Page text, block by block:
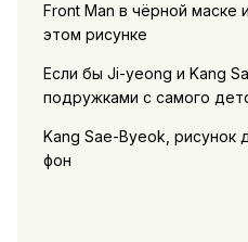
Front Man в чёрной маске
этом рисунке
Если бы Ji-yeong и Kang
подружками с самого
Kang Sae-Byeok, рисунок
фон